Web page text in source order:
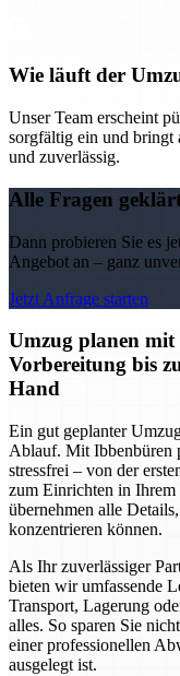
Wie läuft der
Unser Team erscheint
sorgfältig ein und bringt
und zuverlässig.
Alle Fragen
Dann probieren Sie es
Angebot an – ganz
Jetzt Anfrage starten
Umzug planen
Vorbereitung bis
Hand
Ein gut geplanter
Ablauf. Mit Ibbenbüren
stressfrei – von der
zum Einrichten in Ihrem
übernehmen alle
konzentrieren können.
Als Ihr zuverlässiger
bieten wir umfassende
Transport, Lagerung
alles. So sparen Sie
einer professionellen
ausgelegt ist.